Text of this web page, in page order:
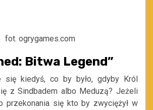
fot. ogrygames.com
Bitwa Legend”
się kiedyś, co by było, gdyby Król
z Sindbadem albo Meduzą? Jeżeli
przekonania się kto by zwyciężył w